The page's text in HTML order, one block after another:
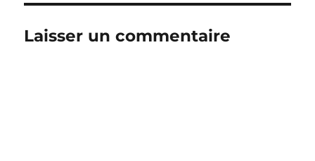
Laisser un commentaire